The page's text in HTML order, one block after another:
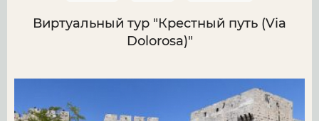
Виртуальный тур "Крестный путь (Via
Dolorosa)"